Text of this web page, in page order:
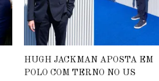
HUGH JACKMAN APOSTA EM
POLO COM TERNO NO US